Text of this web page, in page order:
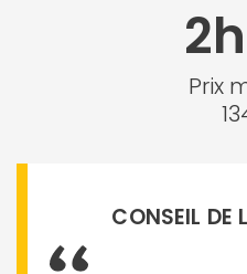
Prix
CONSEIL DE